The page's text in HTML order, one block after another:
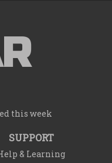
this week
SUPPORT
& Learning